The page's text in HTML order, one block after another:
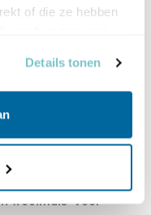
of die ze hebben
Details tonen
|
|
woelmuis voor